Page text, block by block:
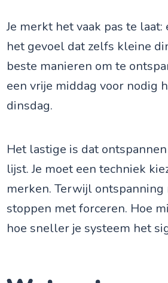
Je merkt het vaak pas te
het gevoel dat zelfs kleine
beste manieren om te
een vrije middag voor nodig
dinsdag.
Het lastige is dat
lijst. Je moet een techniek
merken. Terwijl
stoppen met forceren. Hoe
hoe sneller je systeem het